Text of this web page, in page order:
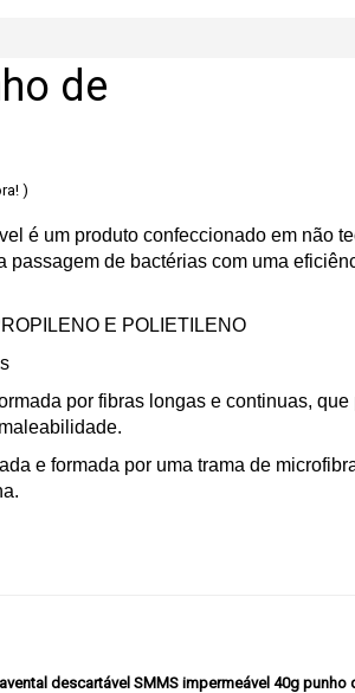
de
)
é um produto confeccionado em não
passagem de bactérias com uma
E POLIETILENO
por fibras longas e continuas,
e formada por uma trama de
descartável SMMS impermeável 40g punho